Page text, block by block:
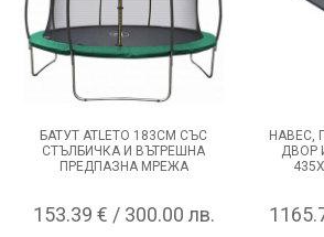
БАТУТ ATLETO 183СМ СЪС
СТЪЛБИЧКА И ВЪТРЕШНА
ПРЕДПАЗНА МРЕЖА
153.39 € / 300.00 лв.
НАВЕС,
ДВОР